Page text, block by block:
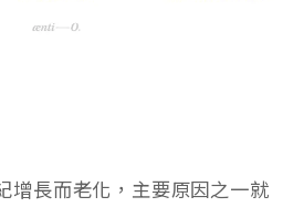
增長而老化，主要原因之一就